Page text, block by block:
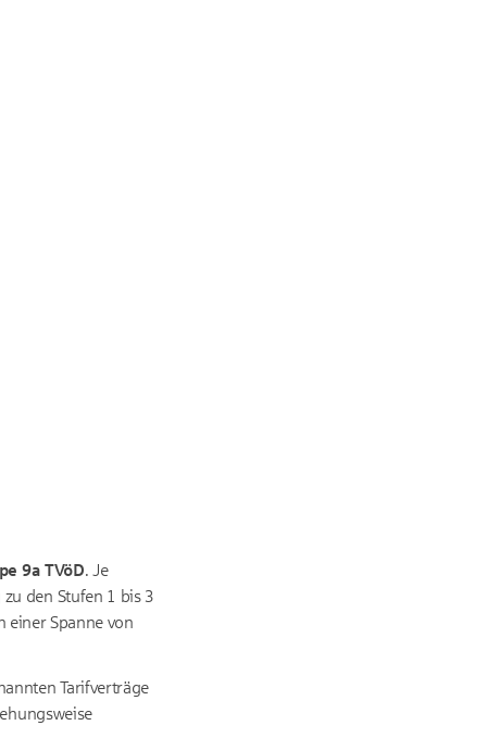
9a TVöD. Je
den Stufen 1 bis 3
einer Spanne von
Tarifverträge